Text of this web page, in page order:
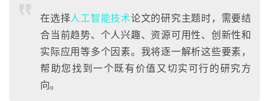
在选择人工智能技术论文的研究主题时，需要结
合当前趋势、个人兴趣、资源可用性、创新性和
实际应用等多个因素。我将逐一解析这些要素，
帮助您找到一个既有价值又切实可行的研究方
向。